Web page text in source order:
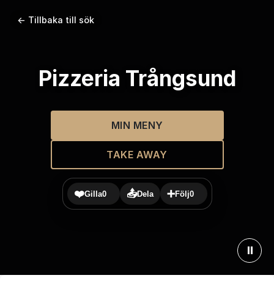
← Tillbaka till sök
Pizzeria Trångsund
MIN MENY
TAKE AWAY
❤️Gilla0 📤Dela ➕Följ0
⏸